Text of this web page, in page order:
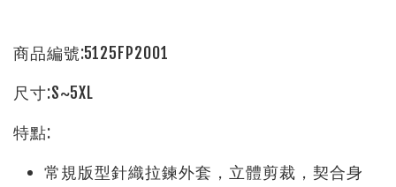
商品編號:5125FP2001
尺寸:S~5XL
特點:
常規版型針織拉鍊外套，立體剪裁，契合身